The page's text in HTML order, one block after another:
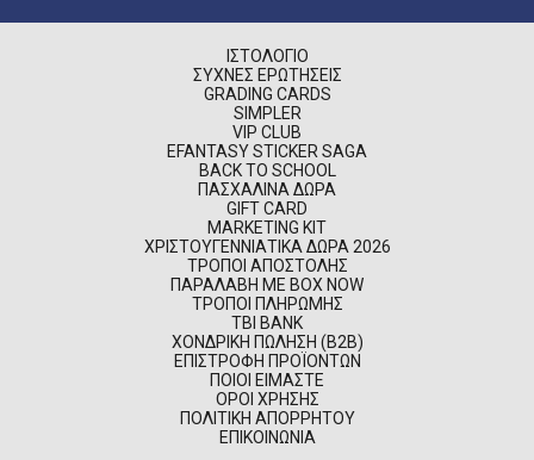
ΙΣΤΟΛΌΓΙΟ
ΣΥΧΝΈΣ ΕΡΩΤΉΣΕΙΣ
GRADING CARDS
SIMPLER
VIP CLUB
EFANTASY STICKER SAGA
BACK TO SCHOOL
ΠΑΣΧΑΛΙΝΆ ΔΏΡΑ
GIFT CARD
MARKETING KIT
ΧΡΙΣΤΟΥΓΕΝΝΙΆΤΙΚΑ ΔΏΡΑ 2026
ΤΡΌΠΟΙ ΑΠΟΣΤΟΛΉΣ
ΠΑΡΑΛΑΒΉ ΜΕ BOX NOW
ΤΡΌΠΟΙ ΠΛΗΡΩΜΉΣ
TBI BANK
ΧΟΝΔΡΙΚΉ ΠΏΛΗΣΗ (B2B)
ΕΠΙΣΤΡΟΦΉ ΠΡΟΪΌΝΤΩΝ
ΠΟΙΟΊ ΕΊΜΑΣΤΕ
ΌΡΟΙ ΧΡΉΣΗΣ
ΠΟΛΙΤΙΚΉ ΑΠΟΡΡΉΤΟΥ
ΕΠΙΚΟΙΝΩΝΊΑ